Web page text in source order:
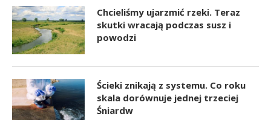
Chcieliśmy ujarzmić rzeki. Teraz
skutki wracają podczas susz i
powodzi
Ścieki znikają z systemu. Co roku
skala dorównuje jednej trzeciej
Śniardw